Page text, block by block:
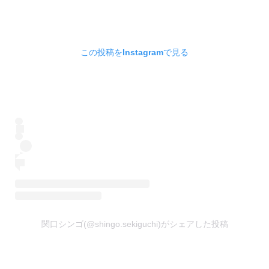
この投稿をInstagramで見る
関口シンゴ(@shingo.sekiguchi)がシェアした投稿